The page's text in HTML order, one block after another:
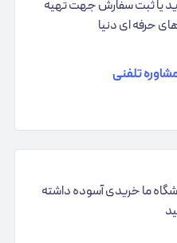
یا ثبت سفارش جهت تهیه
حرفه ای دنیا
تلفنی
ما خریدی آسوده داشته